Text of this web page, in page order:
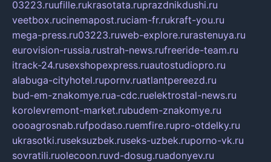
03223.ruufille.rukrasotata.ruprazdnikdushi.ru
veetbox.rucinemapost.ruciam-fr.rukraft-you.ru
mega-press.ru03223.ruweb-explore.rurastenuya.ru
eurovision-russia.rustrah-news.rufreeride-team.ru
itrack-24.rusexshopexpress.ruautostudiopro.ru
alabuga-cityhotel.rupornv.ruatlantpereezd.ru
bud-em-znakomye.rua-cdc.ruelektrostal-news.ru
korolevremont-market.rubudem-znakomye.ru
oooagrosnab.rufpodaso.ruemfire.rupro-otdelky.ru
ukrasotki.ruseksuzbek.ruseks-uzbek.ruporno-vk.ru
sovratili.ruolecoon.ruvd-dosug.ruadonyev.ru